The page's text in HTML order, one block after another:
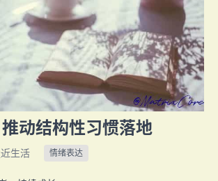
动结构性习惯落地
生活 情绪表达